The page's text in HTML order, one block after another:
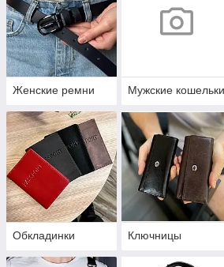
Женские ремни Мужские кошельки
Обкладинки Ключницы